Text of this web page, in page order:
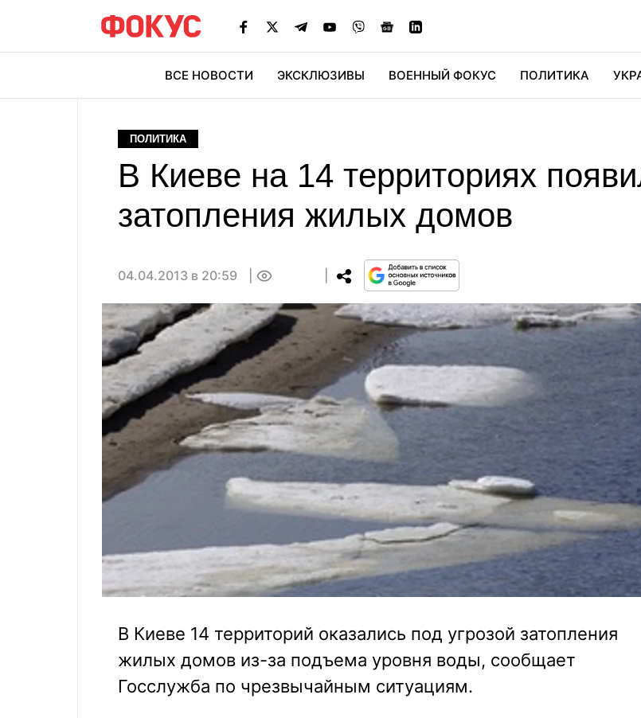
ВСЕ НОВОСТИ ЭКСКЛЮЗИВЫ ВОЕННЫЙ ФОКУС ПОЛИТИКА
ПОЛИТИКА
В Киеве на 14 территориях
затопления жилых домов
04.04.2013 в 20:59
В Киеве 14 территорий оказались под угрозой затопления
жилых домов из-за подъема уровня воды, сообщает
Госслужба по чрезвычайным ситуациям.